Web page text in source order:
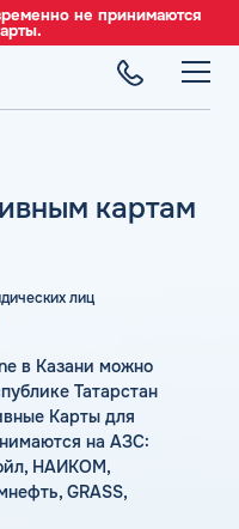
не принимаются
(ЭДО)
лиц
картам
в Казани можно
Татарстан
Карты для
на АЗС:
НАИКОМ,
GRASS,